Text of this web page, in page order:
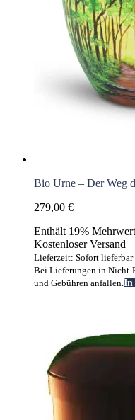
Bio Urne – Der Weg
279,00 €
Enthält 19%
Kostenloser Versand
Lieferzeit: Sofort lieferbar
Bei Lieferungen in Nicht-
und Gebühren anfallen.In